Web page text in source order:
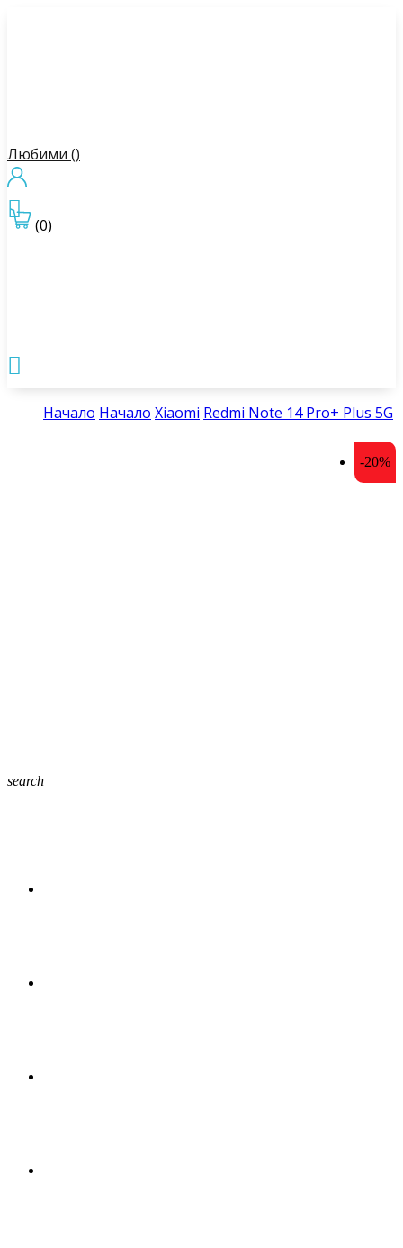
Любими ()
(0)


Начало Начало Xiaomi Redmi Note 14 Pro+ Plus 5G
-20%
search